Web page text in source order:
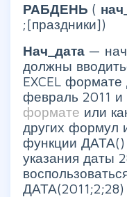
РАБДЕНЬ (
;[праздники])
Нач_дата —
должны
EXCEL
февраль 2011 и
формате или
других формул
функции
указания даты
ДАТА(2011;2;28)